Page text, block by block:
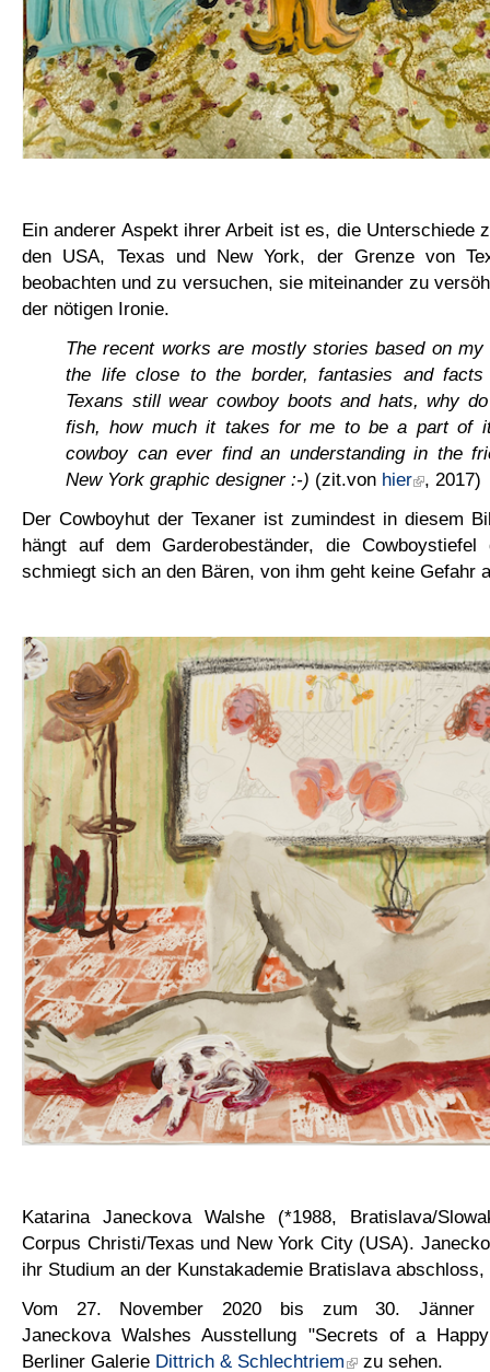
Ein anderer Aspekt ihrer Arbeit ist es, die Unterschiede
den USA, Texas und New York, der Grenze von
beobachten und zu versuchen, sie miteinander zu
der nötigen Ironie.
The recent works are mostly stories based on my
the life close to the border, fantasies and
Texans still wear cowboy boots and hats, why
fish, how much it takes for me to be a part of
cowboy can ever find an understanding in the
New York graphic designer :-) (zit.von hier
, 2017)
Der Cowboyhut der Texaner ist zumindest in diesem
hängt auf dem Garderobeständer, die Cowboystiefel
schmiegt sich an den Bären, von ihm geht keine Gefahr
Katarina Janeckova Walshe (*1988, Bratislava/
Corpus Christi/Texas und New York City (USA).
ihr Studium an der Kunstakademie Bratislava
Vom 27. November 2020 bis zum 30. Jänner
Janeckova Walshes Ausstellung "Secrets of a
Berliner Galerie Dittrich & Schlechtriem zu sehen.